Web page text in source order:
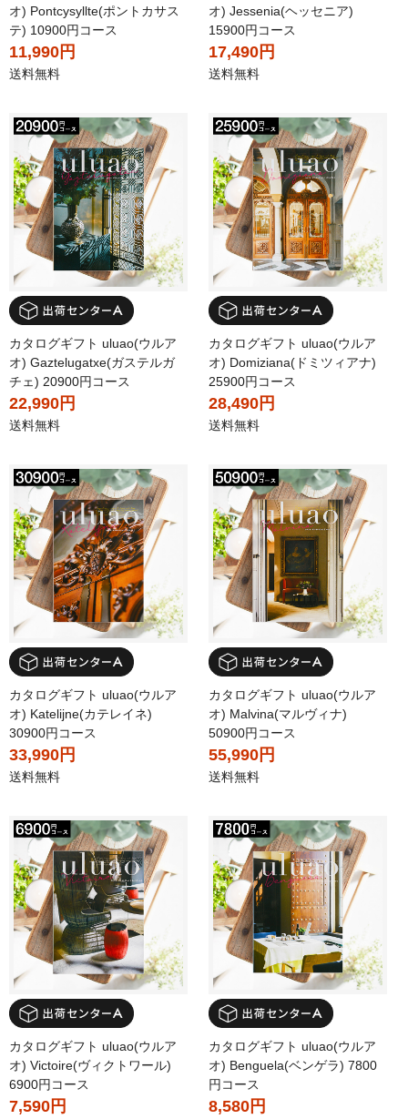
オ) Pontcysyllte(ポントカサス
テ) 10900円コース
11,990円
送料無料
オ) Jessenia(ヘッセニア)
15900円コース
17,490円
送料無料
カタログギフト uluao(ウルア
オ) Gaztelugatxe(ガステルガ
チェ) 20900円コース
22,990円
送料無料
カタログギフト uluao(ウルア
オ) Domiziana(ドミツィアナ)
25900円コース
28,490円
送料無料
カタログギフト uluao(ウルア
オ) Katelijne(カテレイネ)
30900円コース
33,990円
送料無料
カタログギフト uluao(ウルア
オ) Malvina(マルヴィナ)
50900円コース
55,990円
送料無料
カタログギフト uluao(ウルア
オ) Victoire(ヴィクトワール)
6900円コース
7,590円
カタログギフト uluao(ウルア
オ) Benguela(ベンゲラ) 7800
円コース
8,580円